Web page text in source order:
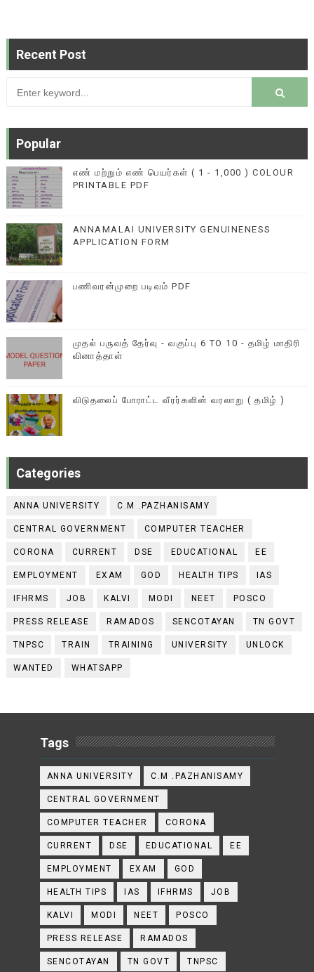
Recent Post
Popular
எண் மற்றும் எண் பெயர்கள் ( 1 - 1,000 ) COLOUR
PRINTABLE PDF
ANNAMALAI UNIVERSITY GENUINENESS
APPLICATION FORM
பணிவரன்முறை படிவம் PDF
முதல் பருவத் தேர்வு - வகுப்பு 6 TO 10 - தமிழ் மாதிரி
வினாத்தாள்
விடுதலைப் போராட்ட வீரர்களின் வரலாறு ( தமிழ் )
Categories
ANNA UNIVERSITY C.M .PAZHANISAMY
CENTRAL GOVERNMENT COMPUTER TEACHER
CORONA CURRENT DSE EDUCATIONAL EE
EMPLOYMENT EXAM GOD HEALTH TIPS IAS
IFHRMS JOB KALVI MODI NEET POSCO
PRESS RELEASE RAMADOS SENCOTAYAN TN GOVT
TNPSC TRAIN TRAINING UNIVERSITY UNLOCK
WANTED WHATSAPP
Tags
ANNA UNIVERSITY C.M .PAZHANISAMY
CENTRAL GOVERNMENT
COMPUTER TEACHER CORONA
CURRENT DSE EDUCATIONAL EE
EMPLOYMENT EXAM GOD
HEALTH TIPS IAS IFHRMS JOB
KALVI MODI NEET POSCO
PRESS RELEASE RAMADOS
SENCOTAYAN TN GOVT TNPSC